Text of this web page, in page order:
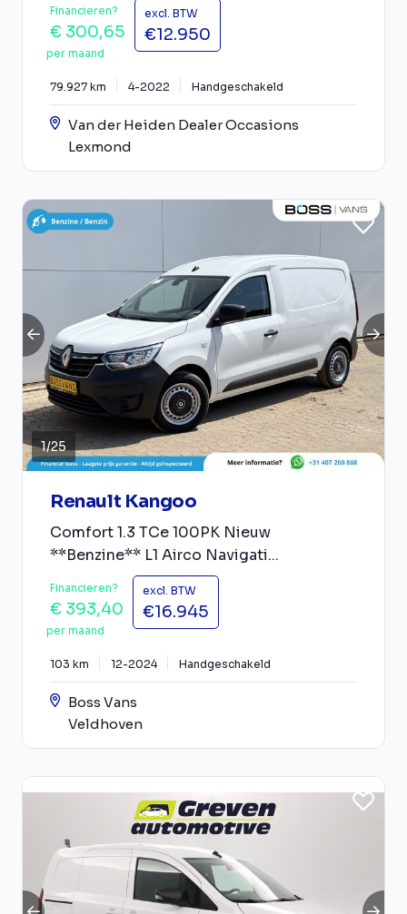
Financieren?
€ 300,65
per maand
excl. BTW
€12.950
79.927 km 4-2022 Handgeschakeld
Van der Heiden Dealer Occasions
Lexmond
1/25
Renault Kangoo
Comfort 1.3 TCe 100PK Nieuw
**Benzine** L1 Airco Navigati...
Financieren?
€ 393,40
per maand
excl. BTW
€16.945
103 km 12-2024 Handgeschakeld
Boss Vans
Veldhoven